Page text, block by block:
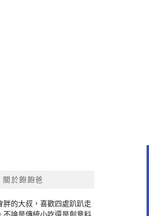
關於飽飽爸
胖的大叔，喜歡四處趴趴走
不論是傳統小吃還是創意料